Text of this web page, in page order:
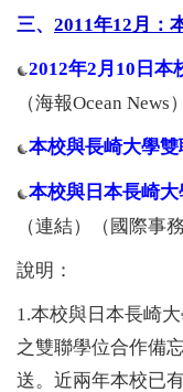
三、 2011年12月：
2012年2月10日本
（海報Ocean News）
本校與長崎大學
本校與日本長崎
（連結）（國際事務
說明：
1.本校與日本長崎
之雙聯學位合作備
送。近兩年本校已